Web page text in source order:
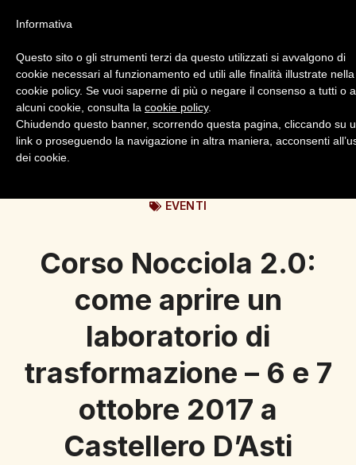
Login Registrazione
EVENTI
Corso Nocciola 2.0:
come aprire un
laboratorio di
trasformazione – 6 e 7
ottobre 2017 a
Castellero D’Asti
Informativa
Questo sito o gli strumenti terzi da questo utilizzati si avvalgono di
cookie necessari al funzionamento ed utili alle finalità illustrate nella
cookie policy. Se vuoi saperne di più o negare il consenso a tutti o
alcuni cookie, consulta la cookie policy.
Chiudendo questo banner, scorrendo questa pagina, cliccando su
link o proseguendo la navigazione in altra maniera, acconsenti
dei cookie.